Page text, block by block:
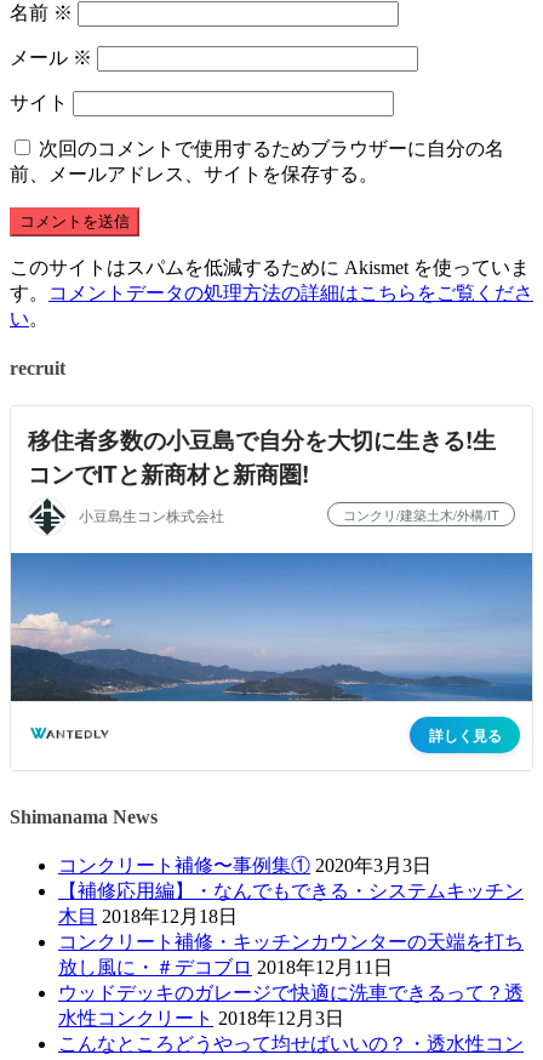
名前 ※
メール ※
サイト
次回のコメントで使用するためブラウザーに自分の名
前、メールアドレス、サイトを保存する。
このサイトはスパムを低減するために Akismet を使っていま
す。
コメントデータの処理方法の詳細はこちらをご覧くださ
い。
recruit
Shimanama News
コンクリート補修〜事例集① 2020年3月3日
【補修応用編】・なんでもできる・システムキッチン
木目 2018年12月18日
コンクリート補修・キッチンカウンターの天端を打ち
放し風に・＃デコブロ 2018年12月11日
ウッドデッキのガレージで快適に洗車できるって？透
水性コンクリート 2018年12月3日
こんなところどうやって均せばいいの？・透水性コン